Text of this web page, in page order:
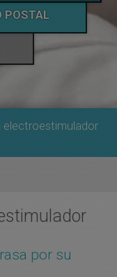
POSTAL
electroestimulador
por su